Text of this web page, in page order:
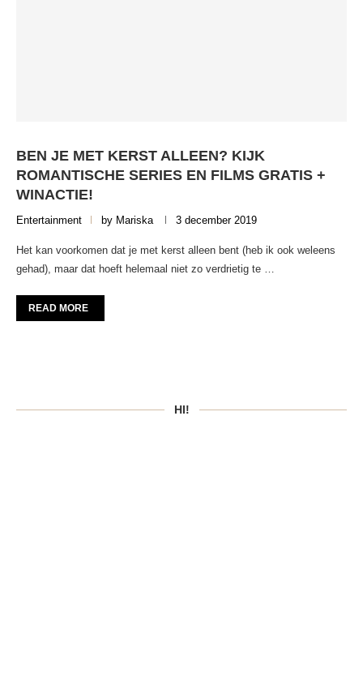
BEN JE MET KERST ALLEEN? KIJK
ROMANTISCHE SERIES EN FILMS GRATIS +
WINACTIE!
Entertainment by Mariska 3 december 2019
Het kan voorkomen dat je met kerst alleen bent (heb ik ook weleens
gehad), maar dat hoeft helemaal niet zo verdrietig te …
READ MORE
HI!